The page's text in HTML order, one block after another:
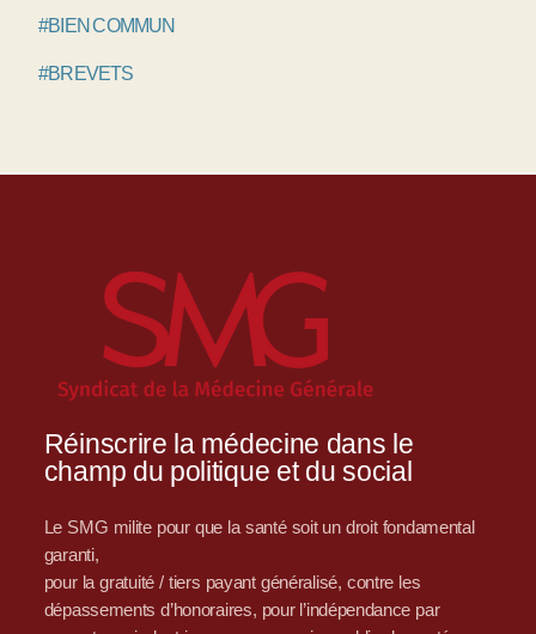
#BIEN COMMUN
#BREVETS
Réinscrire la médecine dans le
champ du politique et du social
Le SMG milite pour que la santé soit un droit fondamental
garanti,
pour la gratuité / tiers payant généralisé, contre les
dépassements d’honoraires, pour l’indépendance par